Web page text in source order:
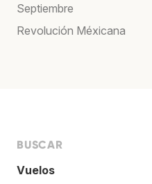
Septiembre
Revolución Méxicana
BUSCAR
Vuelos